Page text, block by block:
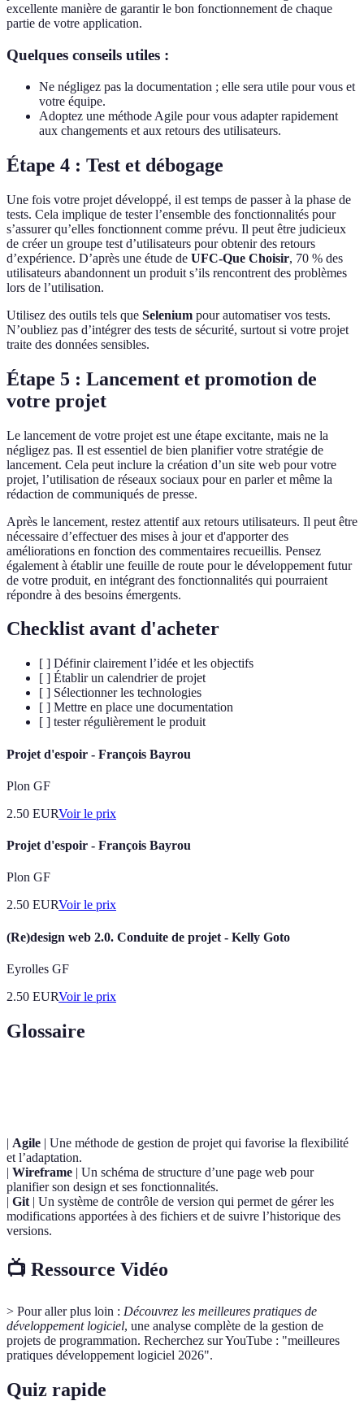
excellente manière de garantir le bon fonctionnement de chaque
partie de votre application.
Quelques conseils utiles :
Ne négligez pas la documentation ; elle sera utile pour vous et
votre équipe.
Adoptez une méthode Agile pour vous adapter rapidement
aux changements et aux retours des utilisateurs.
Étape 4 : Test et débogage
Une fois votre projet développé, il est temps de passer à la phase de
tests. Cela implique de tester l’ensemble des fonctionnalités pour
s’assurer qu’elles fonctionnent comme prévu. Il peut être judicieux
de créer un groupe test d’utilisateurs pour obtenir des retours
d’expérience. D’après une étude de UFC-Que Choisir, 70 % des
utilisateurs abandonnent un produit s’ils rencontrent des problèmes
lors de l’utilisation.
Utilisez des outils tels que Selenium pour automatiser vos tests.
N’oubliez pas d’intégrer des tests de sécurité, surtout si votre projet
traite des données sensibles.
Étape 5 : Lancement et promotion de
votre projet
Le lancement de votre projet est une étape excitante, mais ne la
négligez pas. Il est essentiel de bien planifier votre stratégie de
lancement. Cela peut inclure la création d’un site web pour votre
projet, l’utilisation de réseaux sociaux pour en parler et même la
rédaction de communiqués de presse.
Après le lancement, restez attentif aux retours utilisateurs. Il peut être
nécessaire d’effectuer des mises à jour et d'apporter des
améliorations en fonction des commentaires recueillis. Pensez
également à établir une feuille de route pour le développement futur
de votre produit, en intégrant des fonctionnalités qui pourraient
répondre à des besoins émergents.
Checklist avant d'acheter
[ ] Définir clairement l’idée et les objectifs
[ ] Établir un calendrier de projet
[ ] Sélectionner les technologies
[ ] Mettre en place une documentation
[ ] tester régulièrement le produit
Projet d'espoir - François Bayrou
Plon GF
2.50 EURVoir le prix
Projet d'espoir - François Bayrou
Plon GF
2.50 EURVoir le prix
(Re)design web 2.0. Conduite de projet - Kelly Goto
Eyrolles GF
2.50 EURVoir le prix
Glossaire
| Agile | Une méthode de gestion de projet qui favorise la flexibilité
et l’adaptation.
| Wireframe | Un schéma de structure d’une page web pour
planifier son design et ses fonctionnalités.
| Git | Un système de contrôle de version qui permet de gérer les
modifications apportées à des fichiers et de suivre l’historique des
versions.
📺 Ressource Vidéo
> Pour aller plus loin : Découvrez les meilleures pratiques de
développement logiciel, une analyse complète de la gestion de
projets de programmation. Recherchez sur YouTube : "meilleures
pratiques développement logiciel 2026".
Quiz rapide